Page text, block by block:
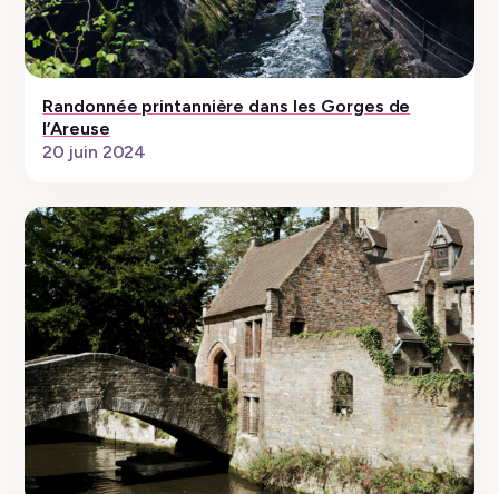
Randonnée printannière dans les Gorges de
l’Areuse
20 juin 2024